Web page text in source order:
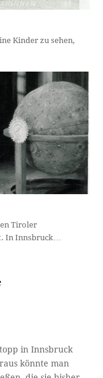
Kinder zu sehen,
Tiroler
In Innsbruck…
in Innsbruck
könnte man